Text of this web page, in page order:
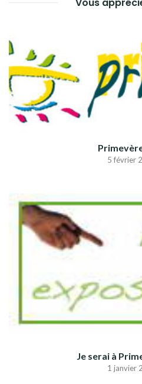
5 février
Je serai à
1 janvier